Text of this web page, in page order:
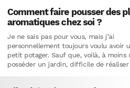
Comment faire pousser des
aromatiques chez soi ?
Je ne sais pas pour vous, mais j’ai
personnellement toujours voulu avoir
petit potager. Sauf que, voilà, à moins
posséder un jardin, difficile de réaliser